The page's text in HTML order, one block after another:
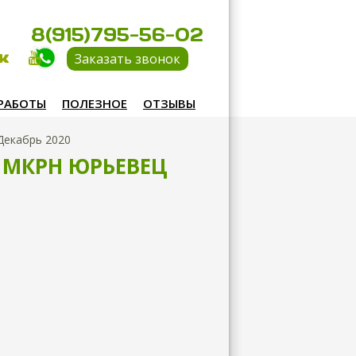
8(915)795-56-02
Заказать звонок
ПОЛЕЗНОЕ ОТЗЫВЫ
2020
ЮРЬЕВЕЦ